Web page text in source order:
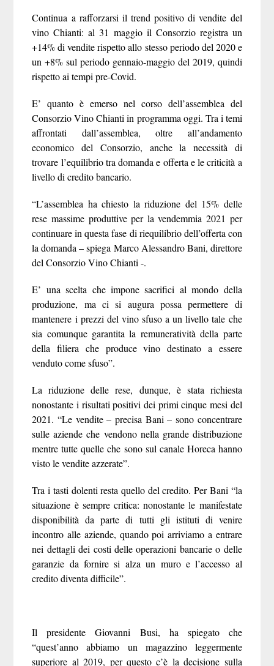
Continua a rafforzarsi il trend positivo di vendite del
vino Chianti: al 31 maggio il Consorzio registra un
+14% di vendite rispetto allo stesso periodo del 2020 e
un +8% sul periodo gennaio-maggio del 2019, quindi
rispetto ai tempi pre-Covid.
E’ quanto è emerso nel corso dell’assemblea del
Consorzio Vino Chianti in programma oggi. Tra i temi
affrontati dall’assemblea, oltre all’andamento
economico del Consorzio, anche la necessità di
trovare l’equilibrio tra domanda e offerta e le criticità a
livello di credito bancario.
“L’assemblea ha chiesto la riduzione del 15% delle
rese massime produttive per la vendemmia 2021 per
continuare in questa fase di riequilibrio dell’offerta con
la domanda – spiega Marco Alessandro Bani, direttore
del Consorzio Vino Chianti-.
E’ una scelta che impone sacrifici al mondo della
produzione, ma ci si augura possa permettere di
mantenere i prezzi del vino sfuso a un livello tale che
sia comunque garantita la remuneratività della parte
della filiera che produce vino destinato a essere
venduto come sfuso”.
La riduzione delle rese, dunque, è stata richiesta
nonostante i risultati positivi dei primi cinque mesi del
2021. “Le vendite – precisa Bani – sono concentrare
sulle aziende che vendono nella grande distribuzione
mentre tutte quelle che sono sul canale Horeca hanno
visto le vendite azzerate”.
Tra i tasti dolenti resta quello del credito. Per Bani “la
situazione è sempre critica: nonostante le manifestate
disponibilità da parte di tutti gli istituti di venire
incontro alle aziende, quando poi arriviamo a entrare
nei dettagli dei costi delle operazioni bancarie o delle
garanzie da fornire si alza un muro e l’accesso al
credito diventa difficile”.
Il presidente Giovanni Busi, ha spiegato che
“quest’anno abbiamo un magazzino leggermente
superiore al 2019, per questo c’è la decisione sulla